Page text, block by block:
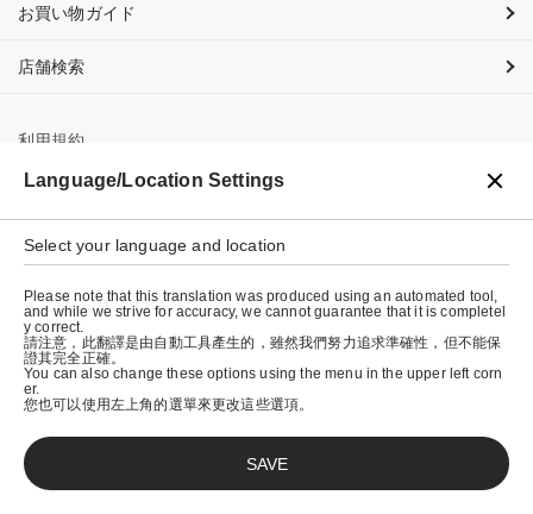
お買い物ガイド
店舗検索
利用規約
プライバシーポリシー
特定商取引法に基づく表示
会社概要
© graniph inc.
Language/Location Settings
Select your language and location
Please note that this translation was produced using an automated tool,
and while we strive for accuracy, we cannot guarantee that it is completel
y correct.
請注意，此翻譯是由自動工具產生的，雖然我們努力追求準確性，但不能保
證其完全正確。
You can also change these options using the menu in the upper left corn
er.
您也可以使用左上角的選單來更改這些選項。
SAVE